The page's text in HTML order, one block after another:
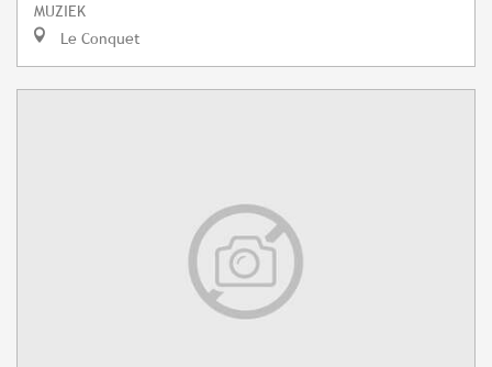
MUZIEK
Le Conquet